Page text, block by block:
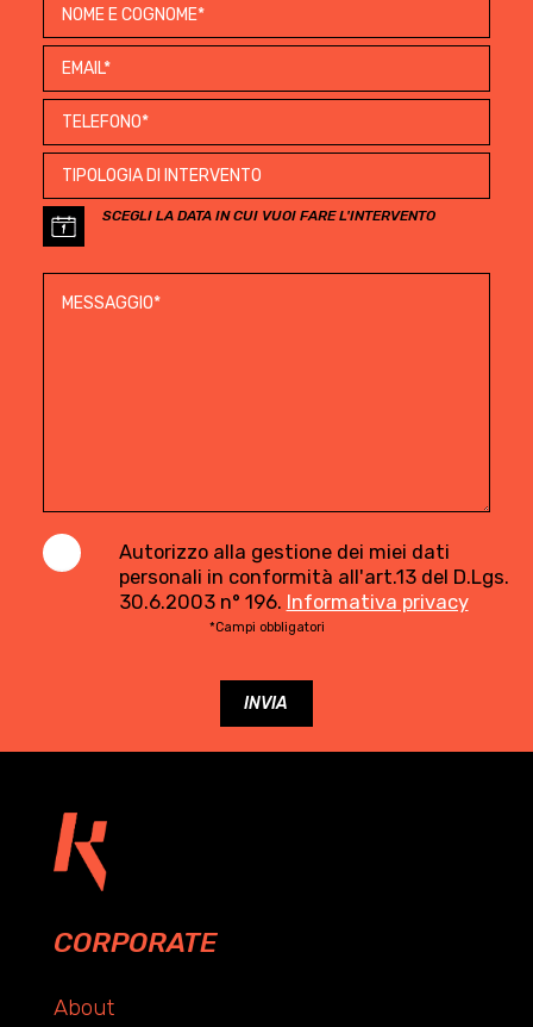
SCEGLI LA DATA IN CUI VUOI FARE L'INTERVENTO
Autorizzo alla gestione dei miei dati
personali in conformità all'art.13 del D.Lgs.
30.6.2003 n° 196. Informativa privacy
*Campi obbligatori
CORPORATE
About